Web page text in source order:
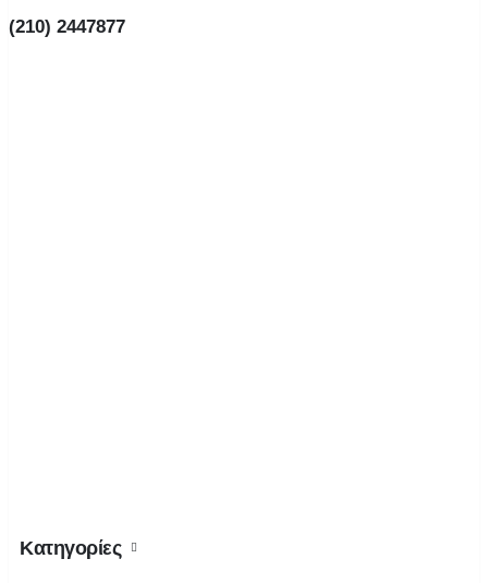
(210) 2447877
Κατηγορίες